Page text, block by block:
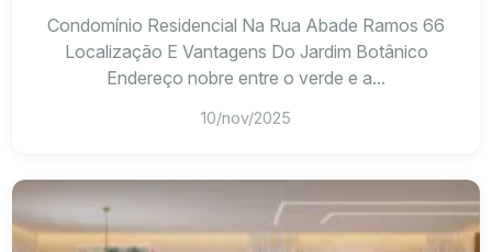
Condomínio Residencial Na Rua Abade Ramos 66
Localização E Vantagens Do Jardim Botânico
Endereço nobre entre o verde e a...
10/nov/2025